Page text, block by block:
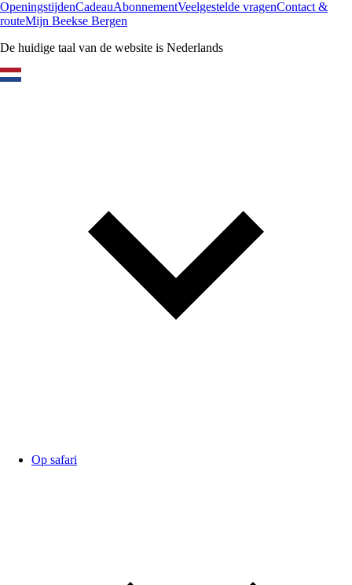
OpeningstijdenCadeauAbonnementVeelgestelde vragenContact &
routeMijn Beekse Bergen
De huidige taal van de website is Nederlands
Op safari